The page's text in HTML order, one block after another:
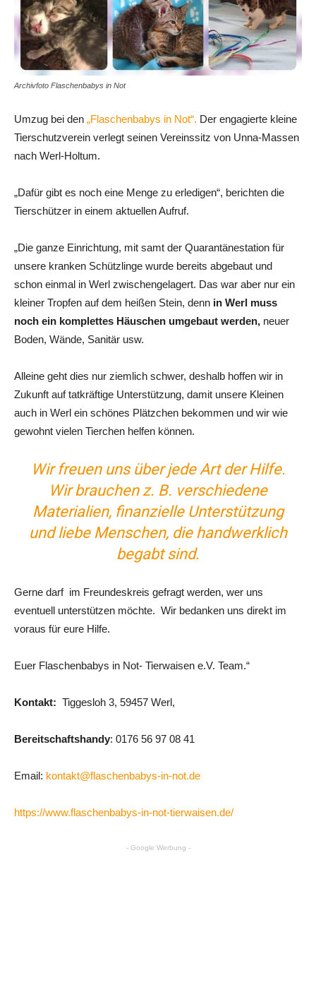
Archivfoto Flaschenbabys in Not
Umzug bei den „Flaschenbabys in Not“. Der engagierte kleine
Tierschutzverein verlegt seinen Vereinssitz von Unna-Massen
nach Werl-Holtum.
„Dafür gibt es noch eine Menge zu erledigen“, berichten die
Tierschützer in einem aktuellen Aufruf.
„Die ganze Einrichtung, mit samt der Quarantänestation für
unsere kranken Schützlinge wurde bereits abgebaut und
schon einmal in Werl zwischengelagert. Das war aber nur ein
kleiner Tropfen auf dem heißen Stein, denn in Werl muss
noch ein komplettes Häuschen umgebaut werden, neuer
Boden, Wände, Sanitär usw.
Alleine geht dies nur ziemlich schwer, deshalb hoffen wir in
Zukunft auf tatkräftige Unterstützung, damit unsere Kleinen
auch in Werl ein schönes Plätzchen bekommen und wir wie
gewohnt vielen Tierchen helfen können.
Wir freuen uns über jede Art der Hilfe.
Wir brauchen z. B. verschiedene
Materialien, finanzielle Unterstützung
und liebe Menschen, die handwerklich
begabt sind.
Gerne darf im Freundeskreis gefragt werden, wer uns
eventuell unterstützen möchte. Wir bedanken uns direkt im
voraus für eure Hilfe.
Euer Flaschenbabys in Not- Tierwaisen e.V. Team.“
Kontakt: Tiggesloh 3, 59457 Werl,
Bereitschaftshandy: 0176 56 97 08 41
Email: kontakt@flaschenbabys-in-not.de
https://www.flaschenbabys-in-not-tierwaisen.de/
- Google Werbung -